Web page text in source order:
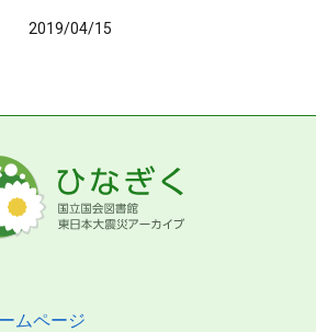
2019/04/15
ムページ